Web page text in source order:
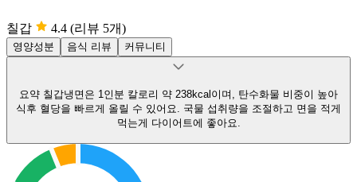
칠갑 4.4 (리뷰 5개)
영양성분 음식 리뷰 커뮤니티
요약 칠갑냉면은 1인분 칼로리 약 238kcal이며, 탄수화물 비중이 높아
식후 혈당을 빠르게 올릴 수 있어요. 국물 섭취량을 조절하고 면을 적게
먹는게 다이어트에 좋아요.